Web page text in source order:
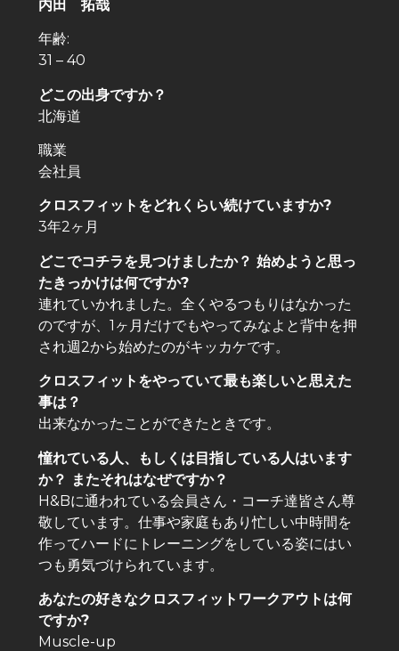
内田 拓哉
年齢:
31 – 40
どこの出身ですか？
北海道
職業
会社員
クロスフィットをどれくらい続けていますか?
3年2ヶ月
どこでコチラを見つけましたか？ 始めようと思っ
たきっかけは何ですか?
連れていかれました。全くやるつもりはなかった
のですが、1ヶ月だけでもやってみなよと背中を押
され週2から始めたのがキッカケです。
クロスフィットをやっていて最も楽しいと思えた
事は？
出来なかったことができたときです。
憧れている人、もしくは目指している人はいます
か？ またそれはなぜですか？
H&Bに通われている会員さん・コーチ達皆さん尊
敬しています。仕事や家庭もあり忙しい中時間を
作ってハードにトレーニングをしている姿にはい
つも勇気づけられています。
あなたの好きなクロスフィットワークアウトは何
ですか?
Muscle-up